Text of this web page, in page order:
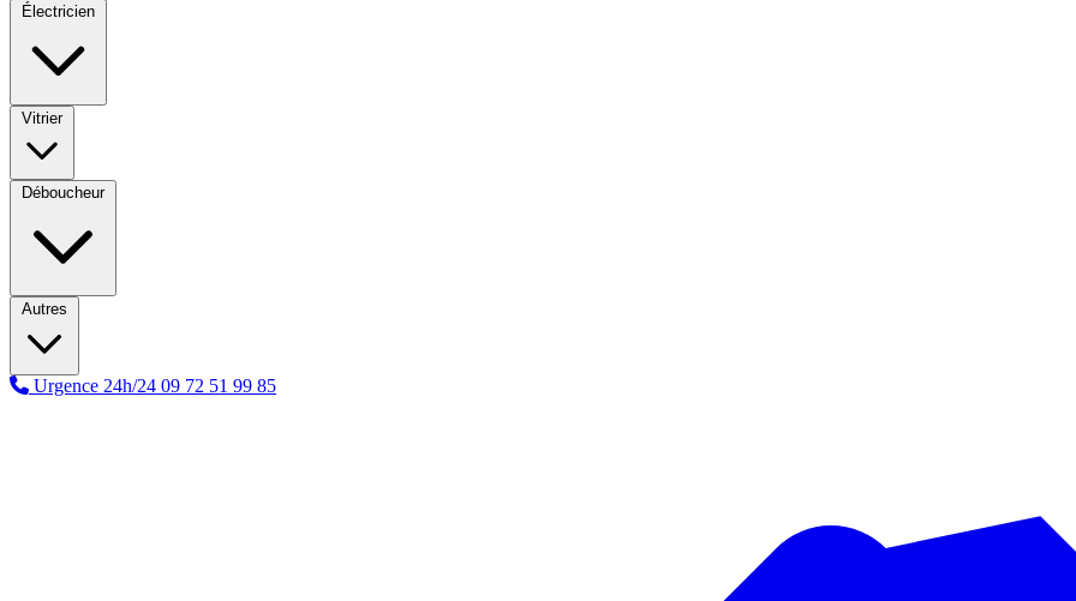
Électricien
Vitrier
Déboucheur
Autres
Urgence 24h/24 09 72 51 99 85